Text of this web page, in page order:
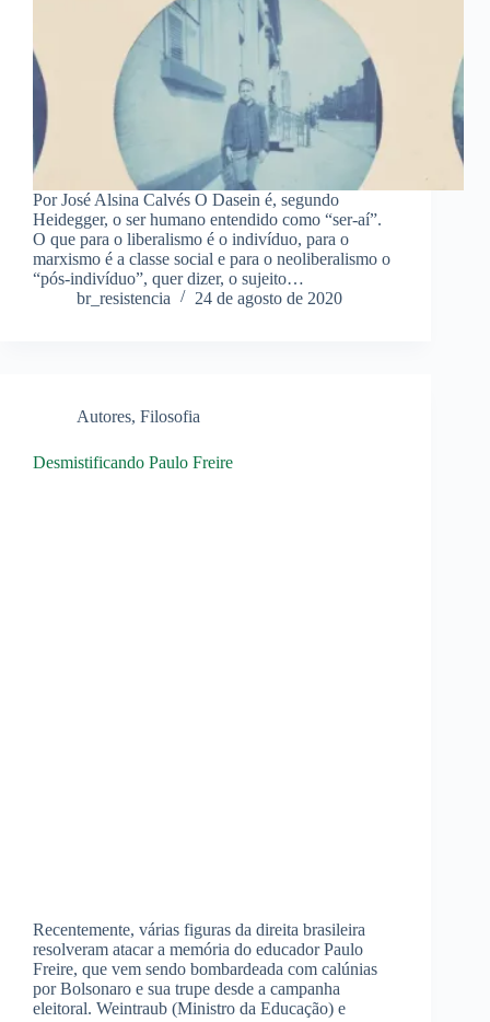
Por José Alsina Calvés O Dasein é, segundo
Heidegger, o ser humano entendido como “ser-aí”.
O que para o liberalismo é o indivíduo, para o
marxismo é a classe social e para o neoliberalismo o
“pós-indivíduo”, quer dizer, o sujeito…
br_resistencia
24 de agosto de 2020
Autores, Filosofia
Desmistificando Paulo Freire
Recentemente, várias figuras da direita brasileira
resolveram atacar a memória do educador Paulo
Freire, que vem sendo bombardeada com calúnias
por Bolsonaro e sua trupe desde a campanha
eleitoral. Weintraub (Ministro da Educação) e